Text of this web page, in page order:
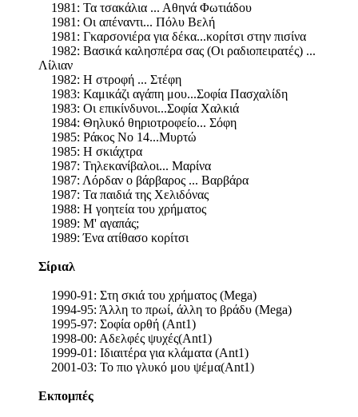
1981: Τα τσακάλια ... Αθηνά Φωτιάδου
1981: Οι απέναντι... Πόλυ Βελή
1981: Γκαρσονιέρα για δέκα...κορίτσι στην πισίνα
1982: Βασικά καλησπέρα σας (Οι ραδιοπειρατές) ...
Λίλιαν
1982: Η στροφή ... Στέφη
1983: Καμικάζι αγάπη μου...Σοφία Πασχαλίδη
1983: Οι επικίνδυνοι...Σοφία Χαλκιά
1984: Θηλυκό θηριοτροφείο... Σόφη
1985: Ράκος Νο 14...Μυρτώ
1985: Η σκιάχτρα
1987: Τηλεκανίβαλοι... Μαρίνα
1987: Λόρδαν ο βάρβαρος ... Βαρβάρα
1987: Τα παιδιά της Χελιδόνας
1988: Η γοητεία του χρήματος
1989: Μ' αγαπάς;
1989: Ένα ατίθασο κορίτσι
Σίριαλ
1990-91: Στη σκιά του χρήματος (Mega)
1994-95: Άλλη το πρωί, άλλη το βράδυ (Mega)
1995-97: Σοφία ορθή (Ant1)
1998-00: Αδελφές ψυχές(Ant1)
1999-01: Ιδιαιτέρα για κλάματα (Ant1)
2001-03: Το πιο γλυκό μου ψέμα(Ant1)
Εκπομπές